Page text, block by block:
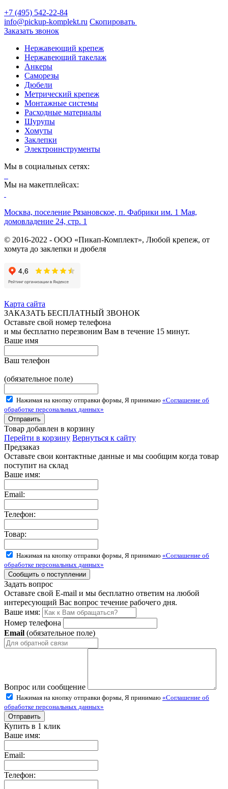
+7 (495) 542-22-84
info@pickup-komplekt.ru Скопировать
Заказать звонок
Нержавеющий крепеж
Нержавеющий такелаж
Анкеры
Саморезы
Дюбели
Метрический крепеж
Монтажные системы
Расходные материалы
Шурупы
Хомуты
Заклепки
Электроинструменты
Мы в социальных сетях:
Мы на макетплейсах:
Москва, поселение Рязановское, п. Фабрики им. 1 Мая,
домовладение 24, стр. 1
© 2016-2022 - ООО «Пикап-Комплект», Любой крепеж, от
хомута до заклепки и дюбеля
Карта сайта
ЗАКАЗАТЬ БЕСПЛАТНЫЙ ЗВОНОК
Оставьте свой номер телефона
и мы бесплатно перезвоним Вам в течение 15 минут.
Ваше имя
Ваш телефон
(обязательное поле)
Нажимая на кнопку отправки формы, Я принимаю «Соглашение об
обработке персональных данных»
Товар добавлен в корзину
Перейти в корзину Вернуться к сайту
Предзаказ
Оставьте свои контактные данные и мы сообщим когда товар
поступит на склад
Ваше имя:
Email:
Телефон:
Товар:
Нажимая на кнопку отправки формы, Я принимаю «Соглашение об
обработке персональных данных»
Задать вопрос
Оставьте свой E-mail и мы бесплатно ответим на любой
интересующий Вас вопрос течение рабочего дня.
Ваше имя:
Номер телефона
Email (обязательное поле)
Вопрос или сообщение
Нажимая на кнопку отправки формы, Я принимаю «Соглашение об
обработке персональных данных»
Купить в 1 клик
Ваше имя:
Email:
Телефон: